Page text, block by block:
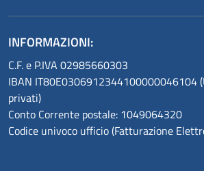
INFORMAZIONI:
C.F. e P.IVA 02985660303
IBAN IT80E0306912344100000046104
privati)
Conto Corrente postale: 1049064320
Codice univoco ufficio (Fatturazione